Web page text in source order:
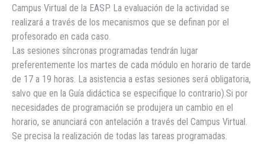
Campus Virtual de la EASP. La evaluación de la actividad se
realizará a través de los mecanismos que se definan por el
profesorado en cada caso.
Las sesiones síncronas programadas tendrán lugar
preferentemente los martes de cada módulo en horario de tarde
de 17 a 19 horas. La asistencia a estas sesiones será obligatoria,
salvo que en la Guía didáctica se especifique lo contrario).Si por
necesidades de programación se produjera un cambio en el
horario, se anunciará con antelación a través del Campus Virtual.
Se precisa la realización de todas las tareas programadas.